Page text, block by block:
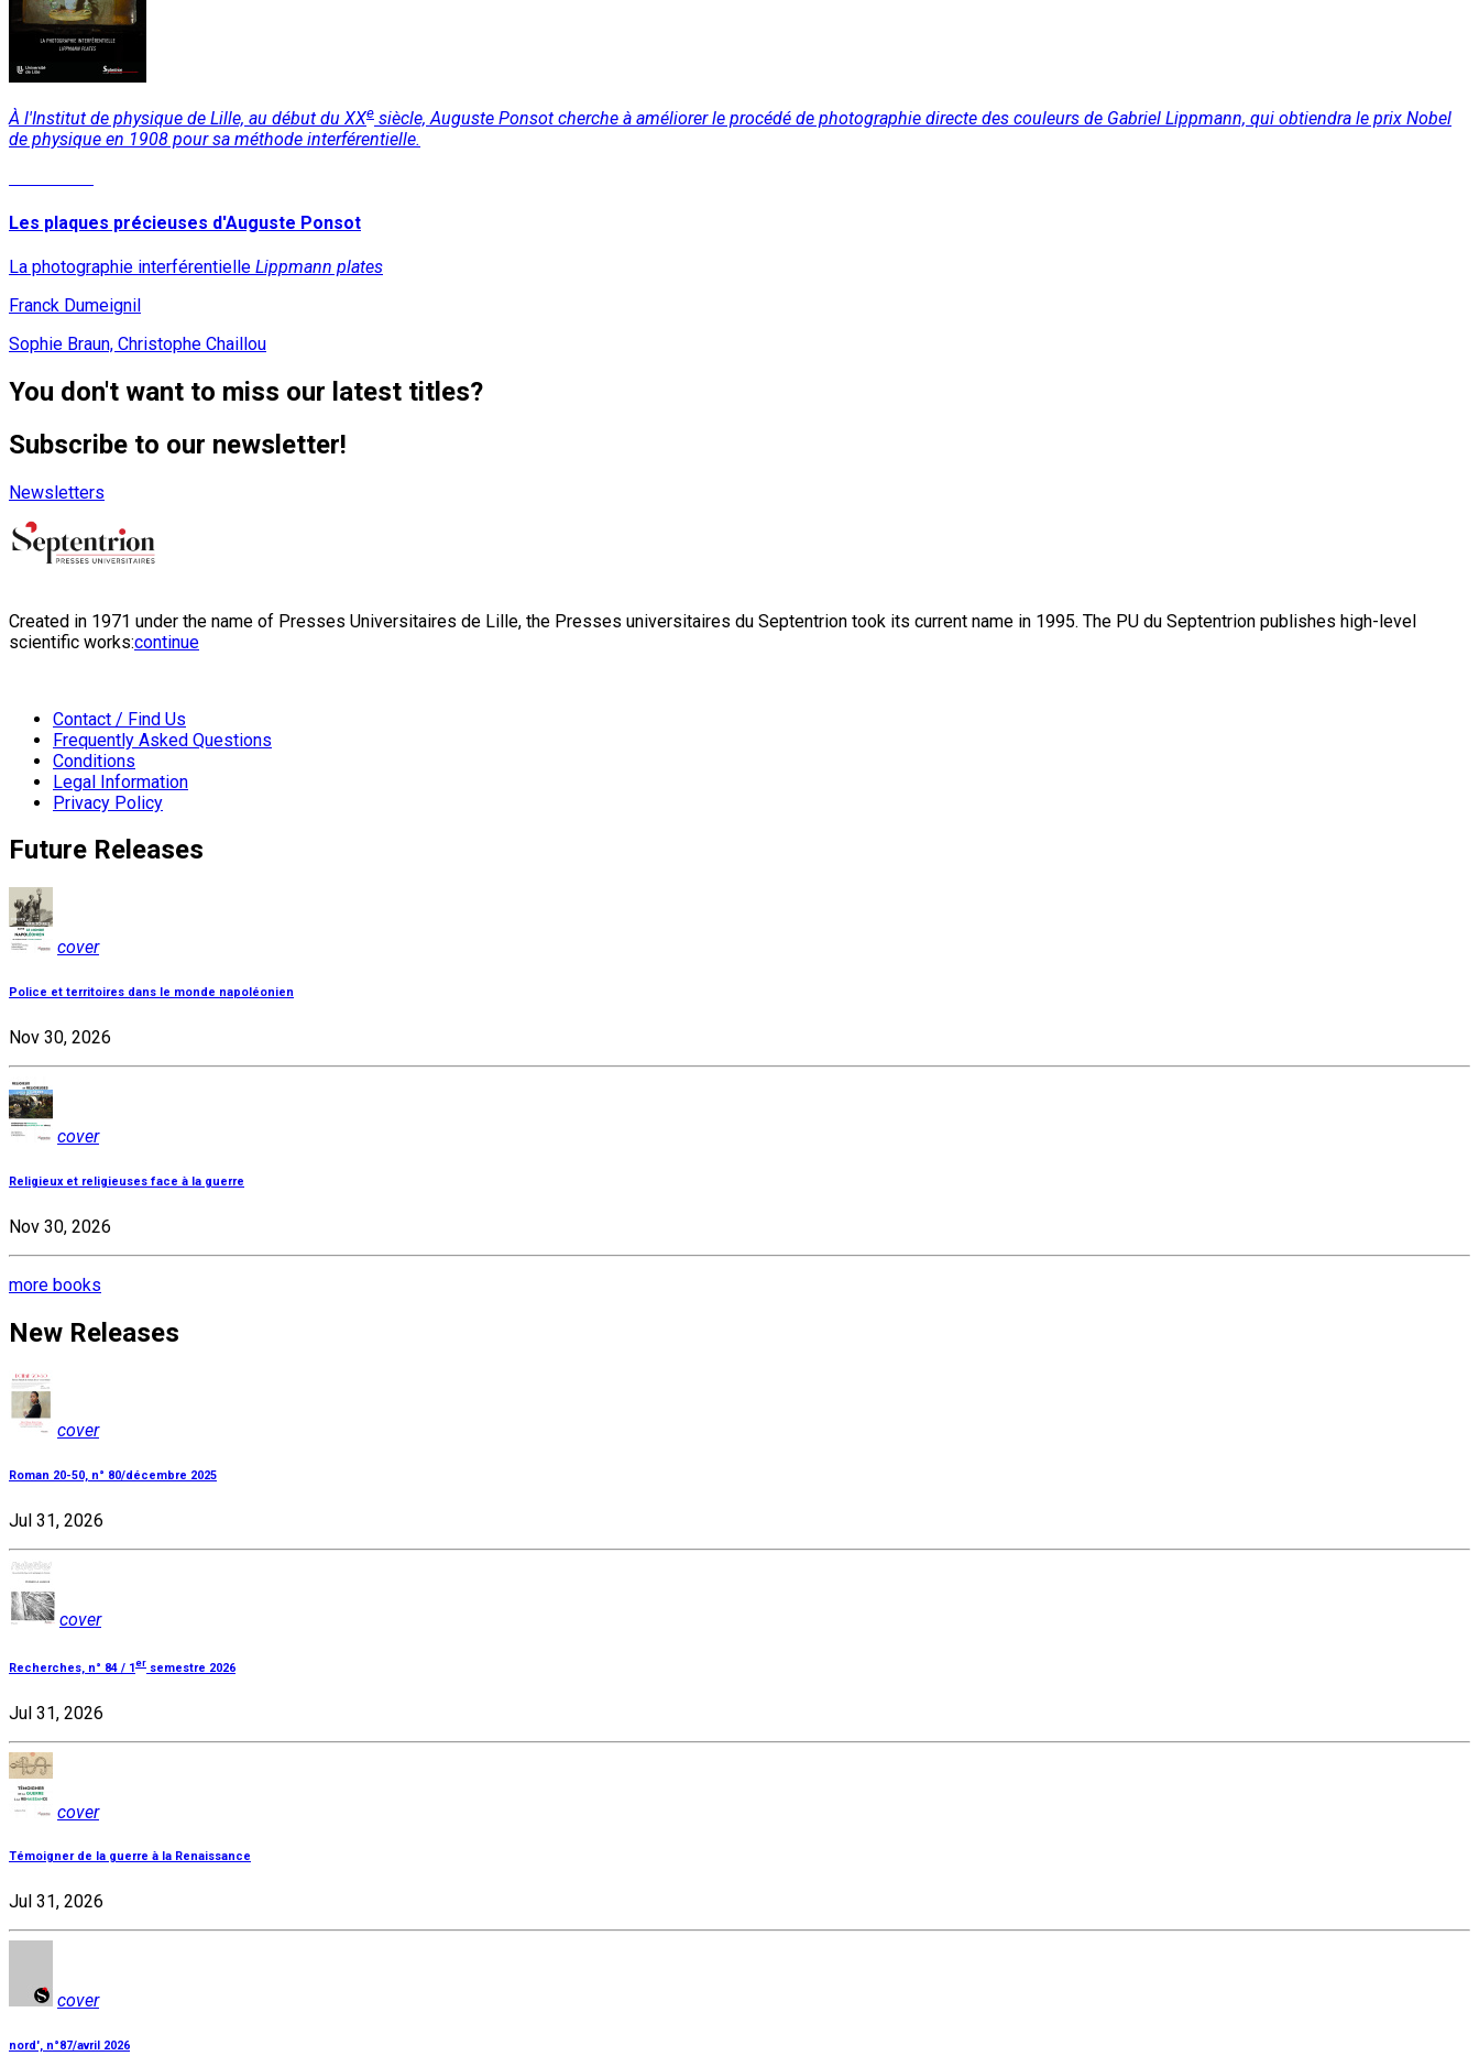
À l'Institut de physique de Lille, au début du XXe siècle, Auguste Ponsot cherche à améliorer le procédé de photographie directe des couleurs de Gabriel Lippmann, qui obtiendra le prix Nobel
de physique en 1908 pour sa méthode interférentielle.
Les plaques précieuses d'Auguste Ponsot
La photographie interférentielle Lippmann plates
Franck Dumeignil
Sophie Braun, Christophe Chaillou
You don't want to miss our latest titles?
Subscribe to our newsletter!
Newsletters
Created in 1971 under the name of Presses Universitaires de Lille, the Presses universitaires du Septentrion took its current name in 1995. The PU du Septentrion publishes high-level
scientific works:continue
Contact / Find Us
Frequently Asked Questions
Conditions
Legal Information
Privacy Policy
Future Releases
cover
Police et territoires dans le monde napoléonien
Nov 30, 2026
cover
Religieux et religieuses face à la guerre
Nov 30, 2026
more books
New Releases
cover
Roman 20-50, n° 80/décembre 2025
Jul 31, 2026
cover
Recherches, n° 84 / 1er semestre 2026
Jul 31, 2026
cover
Témoigner de la guerre à la Renaissance
Jul 31, 2026
cover
nord', n°87/avril 2026